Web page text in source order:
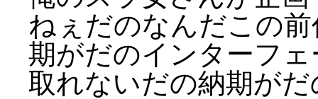
ねぇだのなんだこの
期がだのインターフ
取れないだの納期が